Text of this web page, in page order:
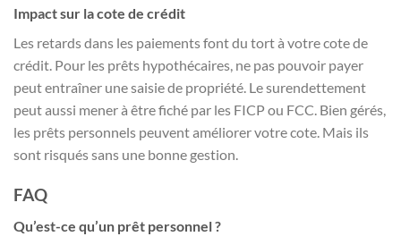
Impact sur la cote de crédit
Les retards dans les paiements font du tort à votre cote de
crédit. Pour les prêts hypothécaires, ne pas pouvoir payer
peut entraîner une saisie de propriété. Le surendettement
peut aussi mener à être fiché par les FICP ou FCC. Bien gérés,
les prêts personnels peuvent améliorer votre cote. Mais ils
sont risqués sans une bonne gestion.
FAQ
Qu’est-ce qu’un prêt personnel ?